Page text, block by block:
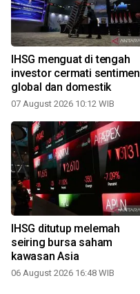
IHSG menguat di tengah
investor cermati sentimen
global dan domestik
07 August 2026 10:12 WIB
IHSG ditutup melemah
seiring bursa saham
kawasan Asia
06 August 2026 16:48 WIB